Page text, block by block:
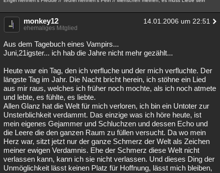
monkey12 14.01.2006 um 22:51
ehemaliges Mitglied
Aus dem Tagebuch eines Vampirs...
Juni,21igster... ich hab die Jahre nicht mehr gezählt...
Heute war ein Tag, den ich verfluche und der mich verfluchte. Der
längste Tag im Jahr. Die Nacht bricht herein, ich stöhne ein Lied
aus mir raus, welches ich früher noch mochte, als ich noch atmete
und lebte, es fühlte, es liebte.
Allen Glanz hat die Welt für mich verloren, ich bin ein Untoter zur
Unsterblichkeit verdammt. Das einzige was ich höre heute, ist
mein eigenes Gejammer und Schluchzen und dessen Echo und
die Leere die den ganzen Raum zu füllen versucht. Da wo mein
Herz war, sitzt jetzt nur der ganze Schmerz der Welt als Zeichen
meiner ewigen Verdamnis. Ehe der Schmerz diese Welt nicht
verlassen kann, kann ich sie nicht verlassen. Und dieses Ding der
Unmöglichkeit lässt keinen Platz für Hoffnung, lässt mich bleiben,